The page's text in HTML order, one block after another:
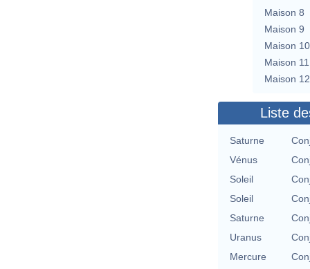
Maison 8
Maison 9
Maison 10
Maison 11
Maison 12
Liste
Saturne
Vénus
Soleil
Soleil
Saturne
Uranus
Mercure